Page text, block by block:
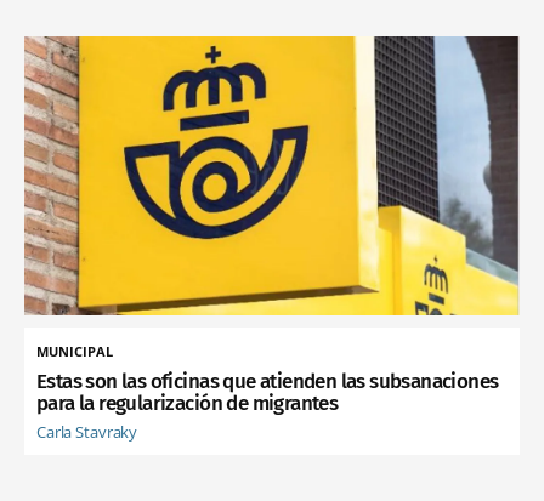
MUNICIPAL
Estas son las oficinas que atienden las subsanaciones
para la regularización de migrantes
Carla Stavraky